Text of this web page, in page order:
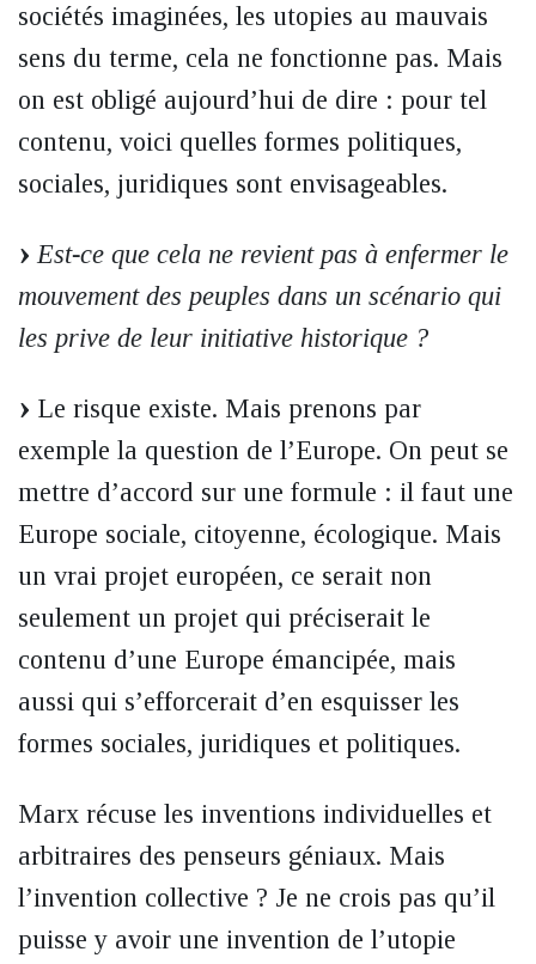
sociétés imaginées, les utopies au mauvais
sens du terme, cela ne fonctionne pas. Mais
on est obligé aujourd’hui de dire : pour tel
contenu, voici quelles formes politiques,
sociales, juridiques sont envisageables.
Est-ce que cela ne revient pas à enfermer le
mouvement des peuples dans un scénario qui
les prive de leur initiative historique ?
Le risque existe. Mais prenons par
exemple la question de l’Europe. On peut se
mettre d’accord sur une formule : il faut une
Europe sociale, citoyenne, écologique. Mais
un vrai projet européen, ce serait non
seulement un projet qui préciserait le
contenu d’une Europe émancipée, mais
aussi qui s’efforcerait d’en esquisser les
formes sociales, juridiques et politiques.
Marx récuse les inventions individuelles et
arbitraires des penseurs géniaux. Mais
l’invention collective ? Je ne crois pas qu’il
puisse y avoir une invention de l’utopie